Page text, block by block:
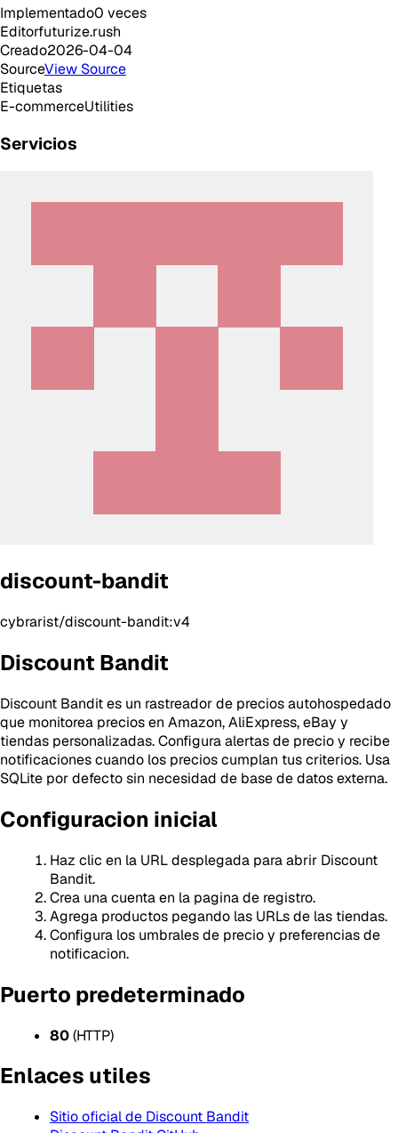
Implementado0 veces
Editorfuturize.rush
Creado2026-04-04
SourceView Source
Etiquetas
E-commerceUtilities
Servicios
discount-bandit
cybrarist/discount-bandit:v4
Discount Bandit
Discount Bandit es un rastreador de precios autohospedado
que monitorea precios en Amazon, AliExpress, eBay y
tiendas personalizadas. Configura alertas de precio y recibe
notificaciones cuando los precios cumplan tus criterios. Usa
SQLite por defecto sin necesidad de base de datos externa.
Configuracion inicial
Haz clic en la URL desplegada para abrir Discount
Bandit.
Crea una cuenta en la pagina de registro.
Agrega productos pegando las URLs de las tiendas.
Configura los umbrales de precio y preferencias de
notificacion.
Puerto predeterminado
80(HTTP)
Enlaces utiles
Sitio oficial de Discount Bandit